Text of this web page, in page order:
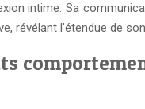
intime. Sa
révélant l’étendue de